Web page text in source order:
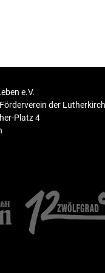
e.V.
der
Platz 4